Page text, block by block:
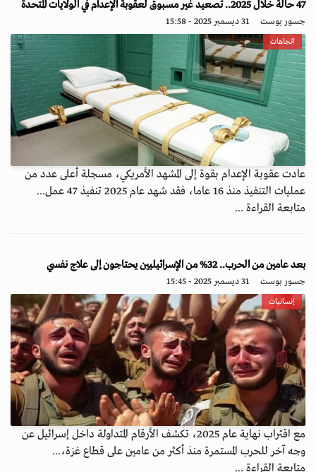
47 حالة خلال 2025.. تصعيد غير مسبوق لعقوبة الإعدام في الولايات المتحدة
جسور بوست 31 ديسمبر 2025 - 15:58
اتجاهات
عادت عقوبة الإعدام بقوة إلى المشهد الأمريكي، مسجلة أعلى عدد من
عمليات التنفيذ منذ 16 عاما، فقد شهد عام 2025 تنفيذ 47 عمل...
متابعة القراءة ...
بعد عامين من الحرب.. 32% من الإسرائيليين يحتاجون إلى علاج نفسي
جسور بوست 31 ديسمبر 2025 - 15:45
إنسانيات
مع اقتراب نهاية عام 2025، تكشف الأرقام المتداولة داخل إسرائيل عن
وجه آخر للحرب المستمرة منذ أكثر من عامين على قطاع غزة،...
متابعة القراءة ...